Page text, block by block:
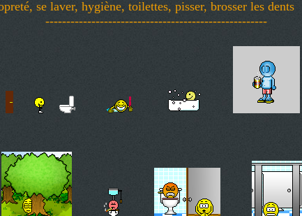
se laver, hygiène, toilettes, pisser, brosser les
-----------------------------------------------------